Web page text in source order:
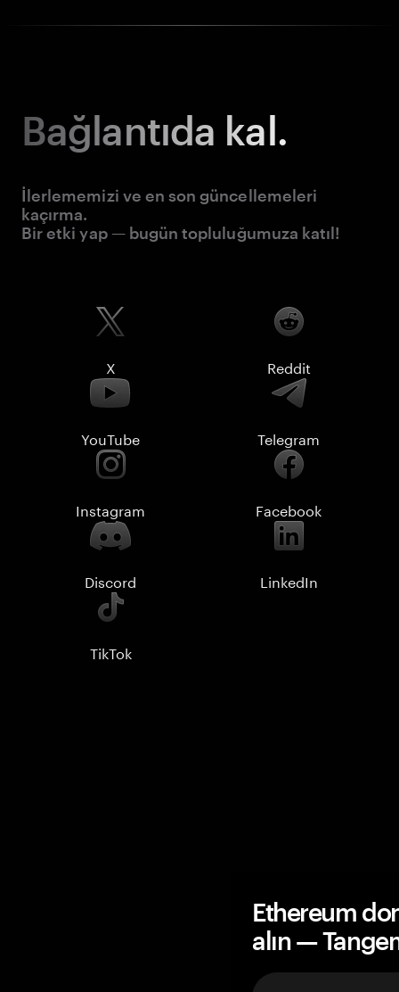
Bağlantıda kal.
İlerlememizi ve en son güncellemeleri
kaçırma.
Bir etki yap — bugün topluluğumuza katıl!
X Reddit
YouTube Telegram
Instagram Facebook
Discord LinkedIn
TikTok
Ethereum
alın —